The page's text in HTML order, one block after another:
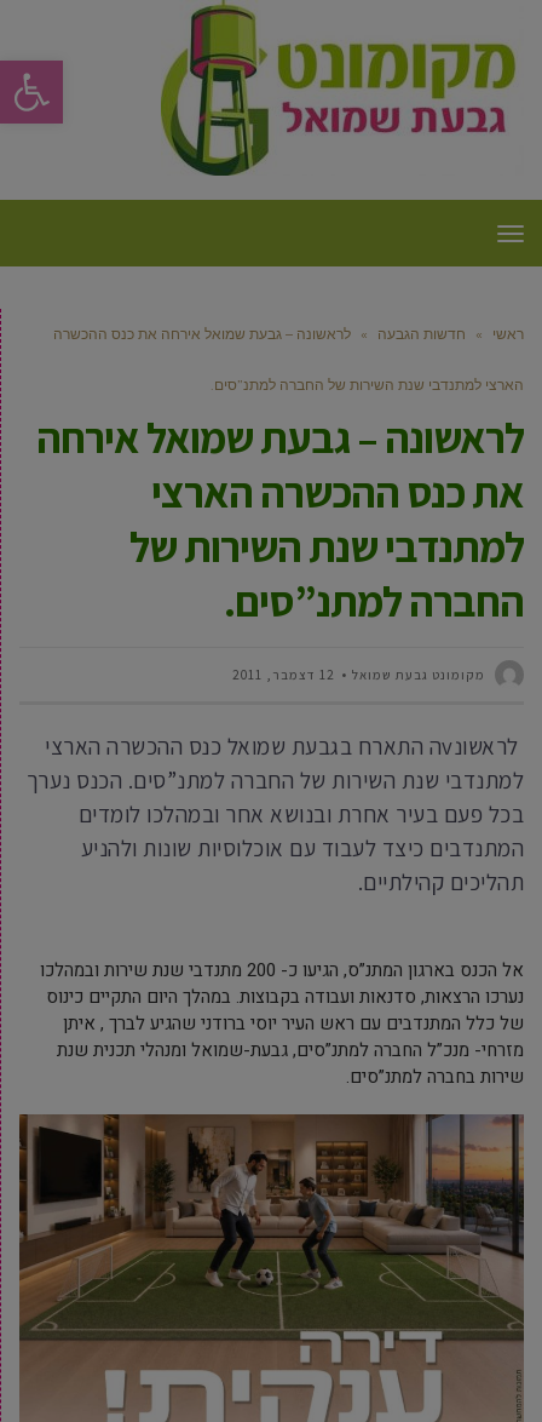
פתח
תפריט
ראשי » חדשות הגבעה » לראשונה – גבעת שמואל אירחה את כנס ההכשרה
הארצי למתנדבי שנת השירות של החברה למתנ”סים.
לראשונה – גבעת שמואל אירחה
את כנס ההכשרה הארצי
למתנדבי שנת השירות של
החברה למתנ”סים.
מקומונט גבעת שמואל 12 דצמבר, 2011
לראשונvה התארח בגבעת שמואל כנס ההכשרה הארצי
למתנדבי שנת השירות של החברה למתנ”סים. הכנס נערך
בכל פעם בעיר אחרת ובנושא אחר ובמהלכו לומדים
המתנדבים כיצד לעבוד עם אוכלוסיות שונות ולהניע
תהליכים קהילתיים.
אל הכנס בארגון המתנ”ס, הגיעו כ- 200 מתנדבי שנת שירות ובמהלכו
נערכו הרצאות, סדנאות ועבודה בקבוצות. במהלך היום התקיים כינוס
של כלל המתנדבים עם ראש העיר יוסי ברודני שהגיע לברך , איתן
מזרחי- מנכ”ל החברה למתנ”סים, גבעת-שמואל ומנהלי תכנית שנת
שירות בחברה למתנ”סים.